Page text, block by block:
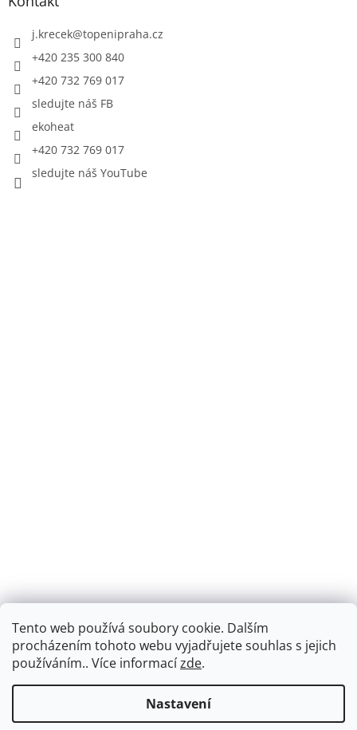
Tento web používá soubory cookie. Dalším
procházením tohoto webu vyjadřujete souhlas s jejich
používáním.. Více informacízde.
Nastavení
j.krecek@topenipraha.cz
+420 235 300 840
+420 732 769 017
sledujte náš FB
ekoheat
+420 732 769 017
sledujte náš YouTube
Montáž podlahového topení - EKOTERM s.r.o.
Vytvořil Shoptet